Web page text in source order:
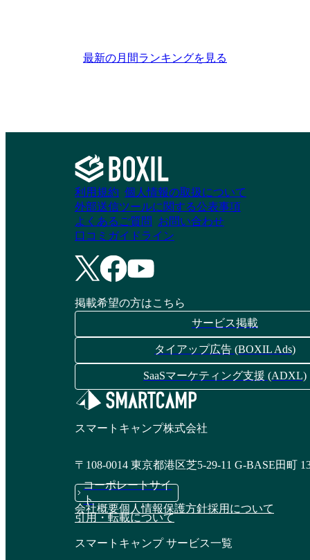
最新の月間ランキングを見る
利用規約 個人情報の取扱について
外部送信ツールに関する公表事項
よくあるご質問
お問い合わせ
口コミガイドライン
掲載希望の方はこちら
サービス掲載
タイアップ広告 (BOXIL Ads)
SaaSマーケティング支援 (ADXL)
スマートキャンプ株式会社
〒108-0014 東京都港区芝5-29-11 G-BASE田町
コーポレートサイ
ト
会社概要個人情報保護方針採用について
引用・転載について
スマートキャンプ サービス一覧